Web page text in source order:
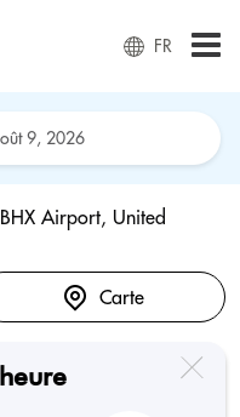
FR
BHX Airport, United
Carte